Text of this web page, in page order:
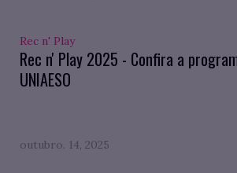
Rec n' Play
Rec n' Play 2025 - Confira a
UNIAESO
outubro. 14, 2025